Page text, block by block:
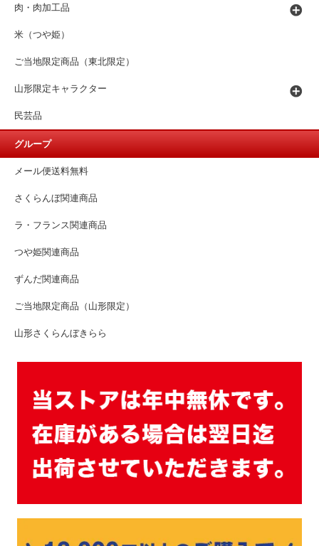
肉・肉加工品
米（つや姫）
ご当地限定商品（東北限定）
山形限定キャラクター
民芸品
グループ
メール便送料無料
さくらんぼ関連商品
ラ・フランス関連商品
つや姫関連商品
ずんだ関連商品
ご当地限定商品（山形限定）
山形さくらんぼきらら